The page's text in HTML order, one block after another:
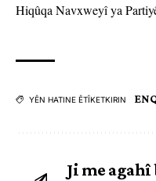
Hiqûqa Navxweyî ya
YÊN HATINE ÊTÎKETKIRIN
Ji me